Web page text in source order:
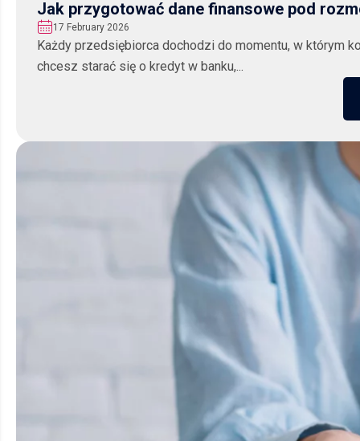
Jak przygotować dane finansowe pod
17 February 2026
Każdy przedsiębiorca dochodzi do momentu, w którym
chcesz starać się o kredyt w banku,...